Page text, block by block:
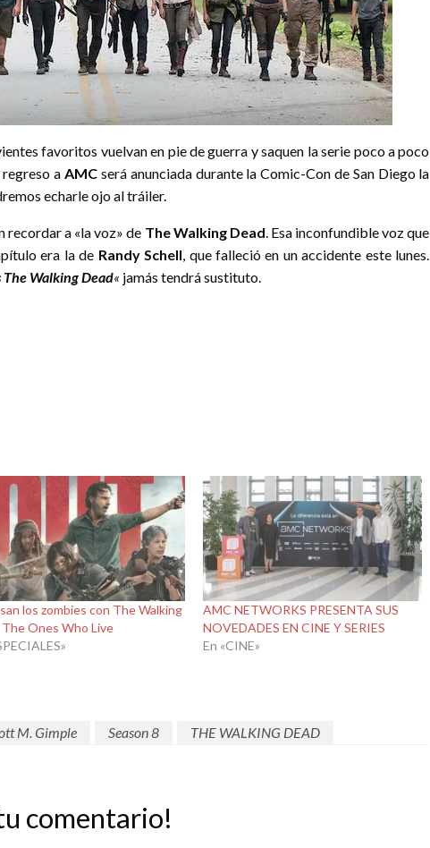
favoritos vuelvan en pie de guerra y saquen la serie poco a poco
regreso aAMC será anunciada durante la Comic-Con de San Diego la
echarle ojo al tráiler.
recordar a «la voz» de The Walking Dead. Esa inconfundible voz que
era la de Randy Schell, que falleció en un accidente este lunes.
The Walking Dead« jamás tendrá sustituto.
los zombies con The Walking
Ones Who Live
AMC NETWORKS PRESENTA SUS
NOVEDADES EN CINE Y SERIES
En «CINE»
M. Gimple Season 8 THE WALKING DEAD
comentario!